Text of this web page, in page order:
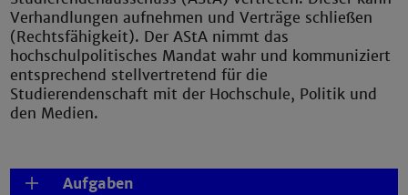
Verhandlungen aufnehmen und Verträge schließen
(Rechtsfähigkeit). Der AStA nimmt das
hochschulpolitisches Mandat wahr und kommuniziert
entsprechend stellvertretend für die
Studierendenschaft mit der Hochschule, Politik und
den Medien.
Aufgaben